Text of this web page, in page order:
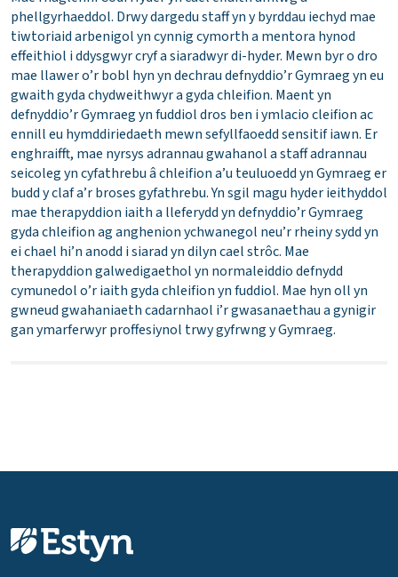
phellgyrhaeddol. Drwy dargedu staff yn y byrddau iechyd mae
tiwtoriaid arbenigol yn cynnig cymorth a mentora hynod
effeithiol i ddysgwyr cryf a siaradwyr di-hyder. Mewn byr o dro
mae llawer o’r bobl hyn yn dechrau defnyddio’r Gymraeg yn eu
gwaith gyda chydweithwyr a gyda chleifion. Maent yn
defnyddio’r Gymraeg yn fuddiol dros ben i ymlacio cleifion ac
ennill eu hymddiriedaeth mewn sefyllfaoedd sensitif iawn. Er
enghraifft, mae nyrsys adrannau gwahanol a staff adrannau
seicoleg yn cyfathrebu â chleifion a’u teuluoedd yn Gymraeg er
budd y claf a’r broses gyfathrebu. Yn sgil magu hyder ieithyddol
mae therapyddion iaith a lleferydd yn defnyddio’r Gymraeg
gyda chleifion ag anghenion ychwanegol neu’r rheiny sydd yn
ei chael hi’n anodd i siarad yn dilyn cael strôc. Mae
therapyddion galwedigaethol yn normaleiddio defnydd
cymunedol o’r iaith gyda chleifion yn fuddiol. Mae hyn oll yn
gwneud gwahaniaeth cadarnhaol i’r gwasanaethau a gynigir
gan ymarferwyr proffesiynol trwy gyfrwng y Gymraeg.